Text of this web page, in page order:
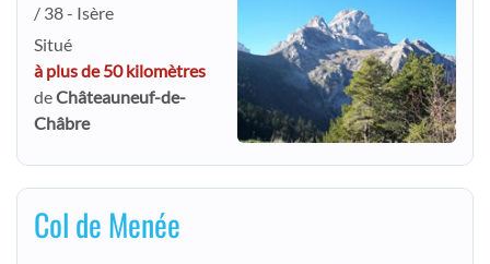
/ 38 - Isère
Situé
à plus de 50 kilomètres
deChâteauneuf-de-
Châbre
Col de Menée